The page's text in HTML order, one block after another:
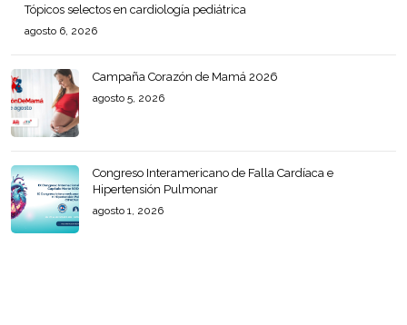
Tópicos selectos en cardiología pediátrica
agosto 6, 2026
Campaña Corazón de Mamá 2026
agosto 5, 2026
Congreso Interamericano de Falla Cardíaca e
Hipertensión Pulmonar
agosto 1, 2026